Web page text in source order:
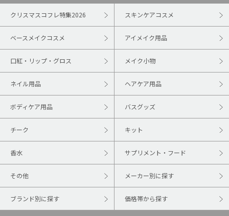
クリスマスコフレ特集2026 スキンケアコスメ
ベースメイクコスメ アイメイク用品
口紅・リップ・グロス メイク小物
ネイル用品 ヘアケア用品
ボディケア用品 バスグッズ
チーク キット
香水 サプリメント・フード
その他 メーカー別に探す
ブランド別に探す 価格帯から探す